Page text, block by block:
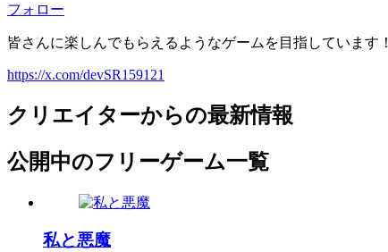
フォロー
皆さんに楽しんでもらえるようなゲームを目指しています！
https://x.com/devSR159121
クリエイターからの最新情報
公開中のフリーゲーム一覧
私と悪魔